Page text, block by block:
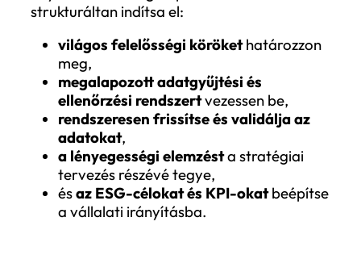
A formai és kommunikációs hibák sokszor
abban gyökereznek, hogy a vállalat nem
megfelelő keretrendszer (például GRI
ESRS) szerint építi fel a jelentést, vagy
gondoskodik a tartalom átlátható,
szerkesztéséről. A túl általános, narratív
megközelítés éppúgy zavaró lehet, mint a
túlságosan marketinges hangvétel. Az